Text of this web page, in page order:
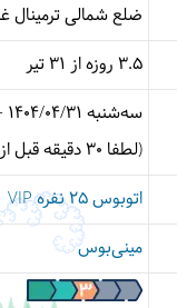
ضلع شمالی ترمینال
3.5 روزه از 31 تیر
سه‌شنبه 1404/04/31
(لطفا 30 دقیقه قبل از حرکت در محل حضور داشته باشید.)
اتوبوس ۲۵ نفره VIP
مینی‌بوس